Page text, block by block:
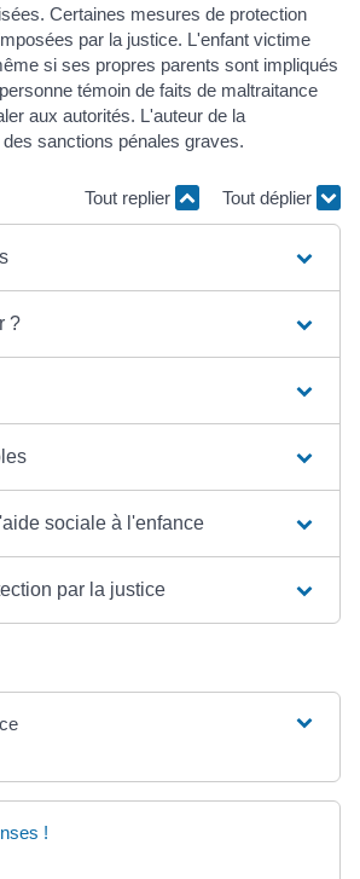
Certaines mesures de protection
par la justice. L'enfant victime
si ses propres parents sont impliqués
témoin de faits de maltraitance
aux autorités. L'auteur de la
sanctions pénales graves.
Tout replier Tout déplier
?
sociale à l'enfance
par la justice
!